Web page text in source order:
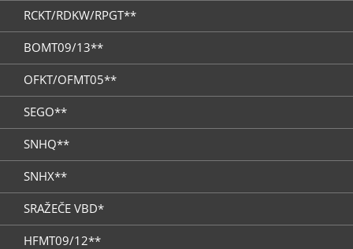
RCKT/RDKW/RPGT**
BOMT09/13**
OFKT/OFMT05**
SEGO**
SNHQ**
SNHX**
SRAŽEČE VBD*
HFMT09/12**